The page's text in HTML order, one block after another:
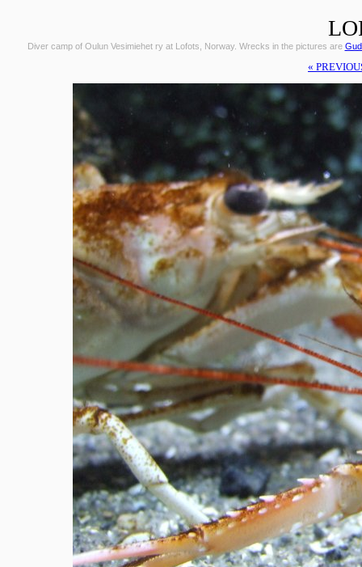
Diver camp of Oulun Vesimiehet ry at Lofots, Norway. Wrecks in the pictures are
«